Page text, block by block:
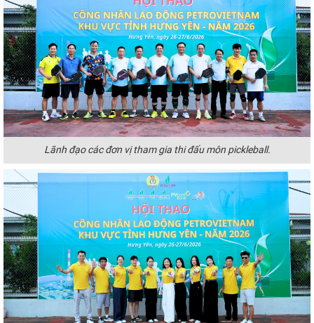
Lãnh đạo các đơn vị tham gia thi đấu môn pickleball.